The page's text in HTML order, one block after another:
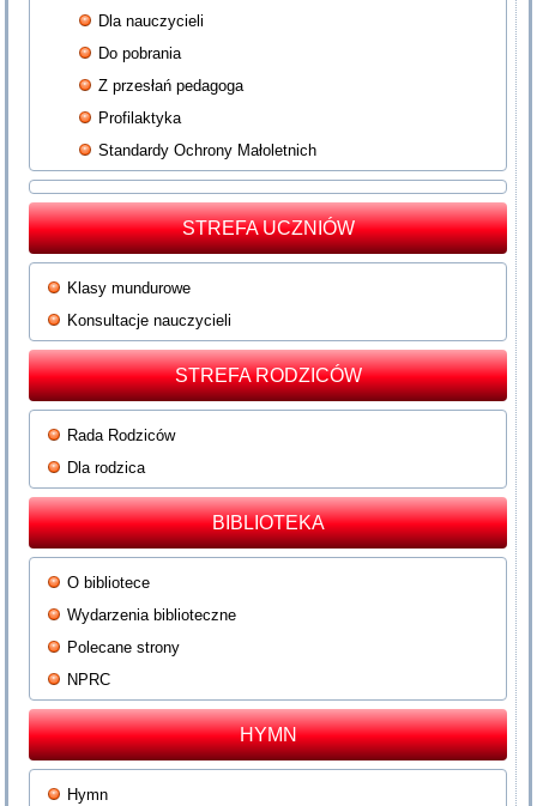
Dla nauczycieli
Do pobrania
Z przesłań pedagoga
Profilaktyka
Standardy Ochrony Małoletnich
STREFA UCZNIÓW
Klasy mundurowe
Konsultacje nauczycieli
STREFA RODZICÓW
Rada Rodziców
Dla rodzica
BIBLIOTEKA
O bibliotece
Wydarzenia biblioteczne
Polecane strony
NPRC
HYMN
Hymn